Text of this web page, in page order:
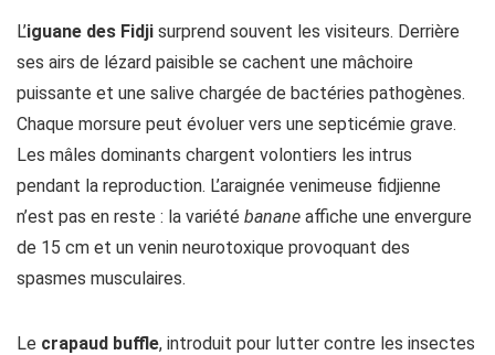
L’iguane des Fidji surprend souvent les visiteurs. Derrière
ses airs de lézard paisible se cachent une mâchoire
puissante et une salive chargée de bactéries pathogènes.
Chaque morsure peut évoluer vers une septicémie grave.
Les mâles dominants chargent volontiers les intrus
pendant la reproduction. L’araignée venimeuse fidji­enne
n’est pas en reste : la variété banane affiche une envergure
de 15 cm et un venin neurotoxique provoquant des
spasmes musculaires.
Le crapaud buffle, introduit pour lutter contre les insectes